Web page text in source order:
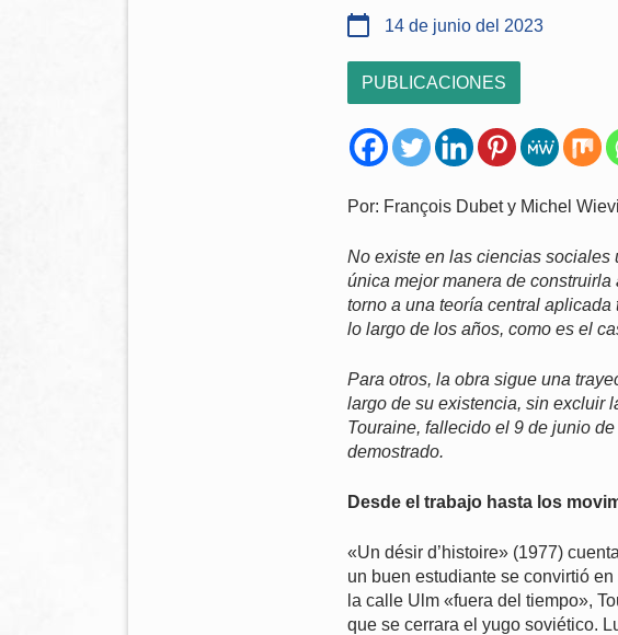
14 de junio del 2023
PUBLICACIONES
Por: François Dubet y Michel
No existe en las ciencias sociales
única mejor manera de
torno a una teoría central
lo largo de los años, como es el
Para otros, la obra sigue una
largo de su existencia, sin excluir
Touraine, fallecido el 9 de junio
demostrado.
Desde el trabajo hasta los
«Un désir d’histoire» (1977)
un buen estudiante se convirtió
la calle Ulm «fuera del tiempo»,
que se cerrara el yugo soviético.